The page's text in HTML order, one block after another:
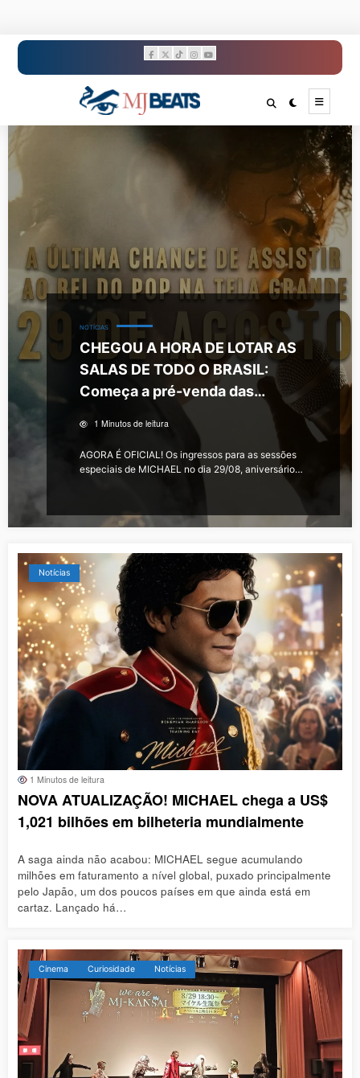
conteúdo
NOTÍCIAS
CHEGOU A HORA DE LOTAR AS
SALAS DE TODO O BRASIL:
Começa a pré-venda das
sessões especiais de MICHAEL!
1 Minutos de leitura
AGORA É OFICIAL! Os ingressos para as sessões
especiais de MICHAEL no dia 29/08, aniversário…
Notícias
1 Minutos de leitura
NOVA ATUALIZAÇÃO! MICHAEL chega a US$
1,021 bilhões em bilheteria mundialmente
A saga ainda não acabou: MICHAEL segue acumulando
milhões em faturamento a nível global, puxado principalmente
pelo Japão, um dos poucos países em que ainda está em
cartaz. Lançado há…
Cinema Curiosidade Notícias